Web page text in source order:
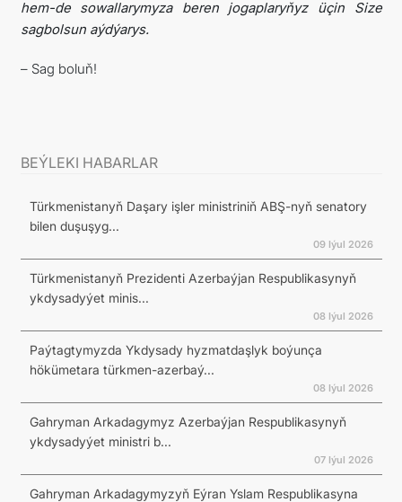
hem-de sowallarymyza beren jogaplaryňyz üçin Size
sagbolsun aýdýarys.
– Sag boluň!
BEÝLEKI HABARLAR
Türkmenistanyň Daşary işler ministriniň ABŞ-nyň senatory
bilen duşuşyg...
09 Iýul 2026
Türkmenistanyň Prezidenti Azerbaýjan Respublikasynyň
ykdysadyýet minis...
08 Iýul 2026
Paýtagtymyzda Ykdysady hyzmatdaşlyk boýunça
hökümetara türkmen-azerbaý...
08 Iýul 2026
Gahryman Arkadagymyz Azerbaýjan Respublikasynyň
ykdysadyýet ministri b...
07 Iýul 2026
Gahryman Arkadagymyzyň Eýran Yslam Respublikasyna